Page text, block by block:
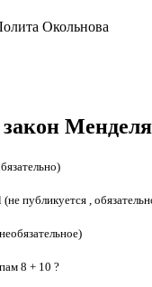
Окольнова
публикуется ,
8 + 10 ?